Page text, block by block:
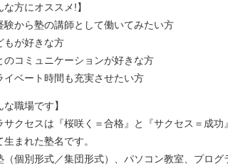
な方にオススメ!】
験から塾の講師として働いてみたい方
もが好きな方
のコミュニケーションが好きな方
イベート時間も充実させたい方
な職場です】
サクセスは『桜咲く＝合格』と『サクセス＝成功
生まれた塾名です。
（個別形式／集団形式）、パソコン教室、プログ